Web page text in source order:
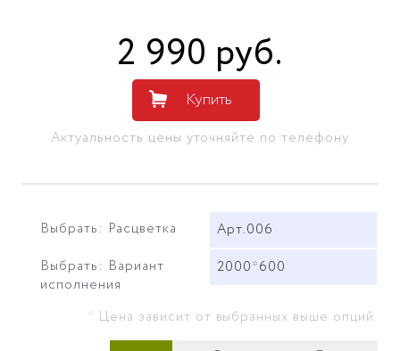
2 990 руб.
Купить
Актуальность цены уточняйте по телефону
Выбрать: Расцветка
Арт.006
Выбрать: Вариант
исполнения
2000*600
* Цена зависит от выбранных выше опций.